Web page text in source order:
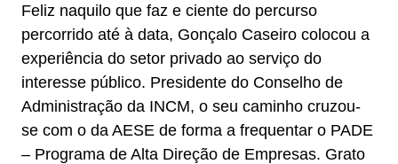
Feliz naquilo que faz e ciente do percurso
percorrido até à data, Gonçalo Caseiro colocou a
experiência do setor privado ao serviço do
interesse público. Presidente do Conselho de
Administração da INCM, o seu caminho cruzou-
se com o da AESE de forma a frequentar o PADE
– Programa de Alta Direção de Empresas. Grato